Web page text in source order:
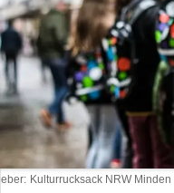
Kulturrucksack NRW